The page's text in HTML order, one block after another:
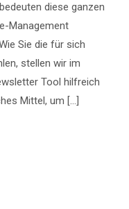
diese ganzen
Management
Sie die für sich
stellen wir im
Tool hilfreich
Mittel, um […]